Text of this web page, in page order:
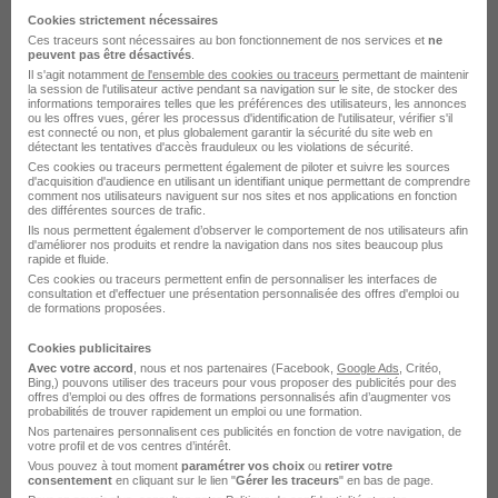
La Rochelle - 17 Intérim 12,31 € / heure
Cette offre n’est plus disponible depuis le 28/07/26
Monteur Charpente Métallique CACES
3B H/F
Niort - 79 Intérim 13 - 14,50 € / heure
Cette offre n’est plus disponible depuis le 23/07/26
La Rochelle - 17 Intérim
Cette offre n’est plus disponible depuis le 17/07/26
Monteur Charpente Métallique CACES
Cookies strictement nécessaires
Ces traceurs sont nécessaires au bon fonctionnement de nos services et ne
peuvent pas être désactivés
Il s'agit notamment de l'ensemble des cookies ou traceurs permettant de maintenir
la session de l'utilisateur active pendant sa navigation sur le site, de stocker des
informations temporaires telles que les préférences des utilisateurs, les annonces
ou les offres vues, gérer les processus d'identification de l'utilisateur, vérifier s'il
est connecté ou non, et plus globalement garantir la sécurité du site web en
détectant les tentatives d'accès frauduleux ou les violations de sécurité.
Ces cookies ou traceurs permettent également de piloter et suivre les sources
d'acquisition d'audience en utilisant un identifiant unique permettant de comprendre
comment nos utilisateurs naviguent sur nos sites et nos applications en fonction
des différentes sources de trafic.
Ils nous permettent également d’observer le comportement de nos utilisateurs afin
d'améliorer nos produits et rendre la navigation dans nos sites beaucoup plus
rapide et fluide.
Ces cookies ou traceurs permettent enfin de personnaliser les interfaces de
consultation et d'effectuer une présentation personnalisée des offres d'emploi ou
de formations proposées.
Cookies publicitaires
Avec votre accord , nous et nos partenaires (Facebook, Google Ads , Critéo,
Bing,) pouvons utiliser des traceurs pour vous proposer des publicités pour des
offres d’emploi ou des offres de formations personnalisés afin d’augmenter vos
probabilités de trouver rapidement un emploi ou une formation.
Nos partenaires personnalisent ces publicités en fonction de votre navigation, de
votre profil et de vos centres d’intérêt.
Vous pouvez à tout moment paramétrer vos choix ou retirer votre
consentement en cliquant sur le lien "Gérer les traceurs" en bas de page.